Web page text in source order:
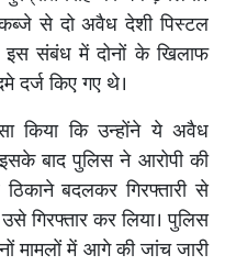
कब्जे से दो अवैध देशी पिस्टल
इस संबंध में दोनों के खिलाफ
किए गए थे।
किया कि उन्होंने ये अवैध
बाद पुलिस ने आरोपी की
बदलकर गिरफ्तारी से
गिरफ्तार कर लिया। पुलिस
मामलों में आगे की जांच जारी